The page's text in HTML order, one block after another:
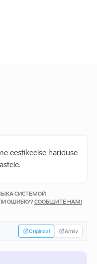
eestikeelse hariduse
СИСТЕМОЙ
ОШИБКУ? СООБЩИТЕ НАМ!
Originaal Arhiiv